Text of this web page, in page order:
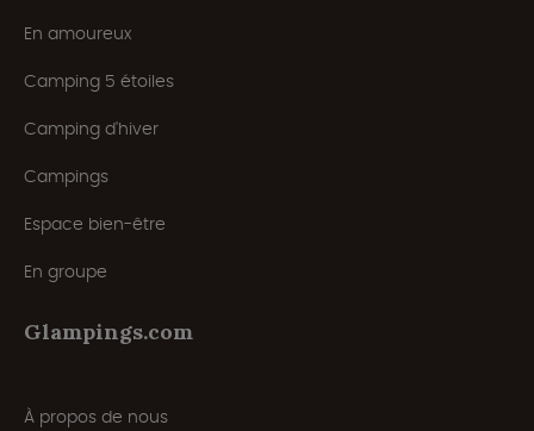
En amoureux
Camping 5 étoiles
Camping d'hiver
Campings
Espace bien-être
En groupe
Glampings.com
À propos de nous